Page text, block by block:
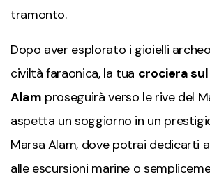
tramonto.
Dopo aver esplorato i gioielli
civiltà faraonica, la tua crociera sul
Alam proseguirà verso le rive del
aspetta un soggiorno in un
Marsa Alam, dove potrai dedicarti
alle escursioni marine o